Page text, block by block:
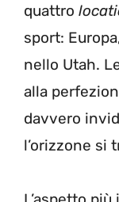
quattro
sport:
nello Utah.
alla
davvero
l’orizzone si